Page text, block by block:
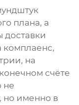
плана, а
комплаенс,
на
счёте
не
но именно в